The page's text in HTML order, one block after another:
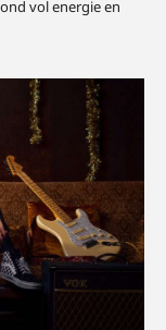
vol energie en